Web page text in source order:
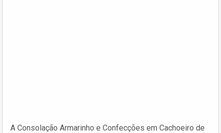
A Consolação Armarinho e Confecções em Cachoeiro de